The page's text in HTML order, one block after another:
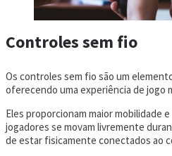
Controles sem fio
Os controles sem fio são um
oferecendo uma experiência de jogo
Eles proporcionam maior mobilidade
jogadores se movam livremente
de estar fisicamente conectados ao